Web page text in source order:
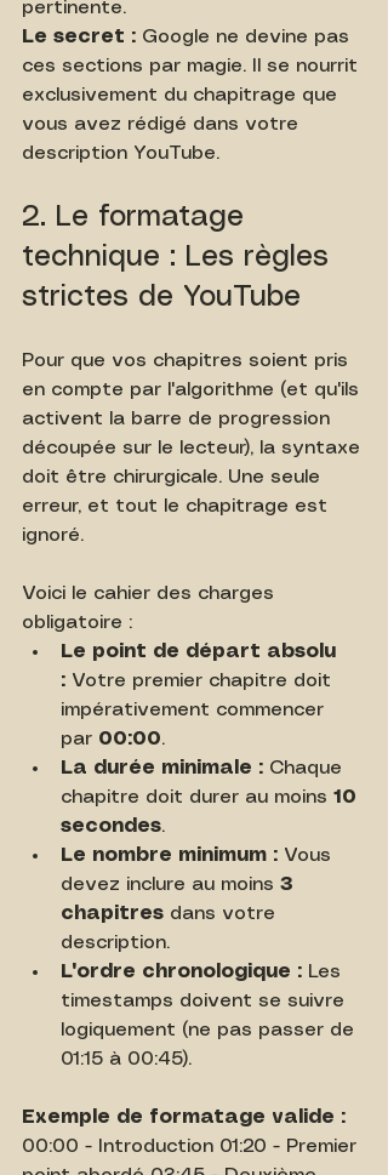
pertinente.
Le secret : Google ne devine pas
ces sections par magie. Il se nourrit
exclusivement du chapitrage que
vous avez rédigé dans votre
description YouTube.
2. Le formatage
technique : Les règles
strictes de YouTube
Pour que vos chapitres soient pris
en compte par l'algorithme (et qu'ils
activent la barre de progression
découpée sur le lecteur), la syntaxe
doit être chirurgicale. Une seule
erreur, et tout le chapitrage est
ignoré.
Voici le cahier des charges
obligatoire :
Le point de départ absolu
: Votre premier chapitre doit
impérativement commencer
par 00:00.
La durée minimale : Chaque
chapitre doit durer au moins 10
secondes.
Le nombre minimum : Vous
devez inclure au moins 3
chapitres dans votre
description.
L'ordre chronologique : Les
timestamps doivent se suivre
logiquement (ne pas passer de
01:15 à 00:45).
Exemple de formatage valide :
00:00 - Introduction 01:20 - Premier